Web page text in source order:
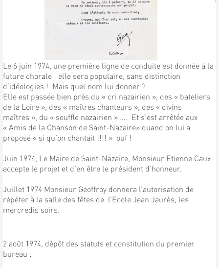
Le 6 juin 1974, une première ligne de conduite est donnée à la
future chorale : elle sera populaire, sans distinction
d’idéologies ! Mais quel nom lui donner ?
Elle est passée bien près du « cri nazairien », des « bateliers
de la Loire », des « maîtres chanteurs », des « divins
maîtres », du « souffle nazairien » …. Et s’est arrêtée aux
« Amis de la Chanson de Saint-Nazaire» quand on lui a
proposé « si qu’on chantait !!!! » ouf !
Juin 1974, Le Maire de Saint-Nazaire, Monsieur Etienne Caux
accepte le projet et d’en être le président d’honneur.
Juillet 1974 Monsieur Geoffroy donnera l’autorisation de
répéter à la salle des fêtes de l’Ecole Jean Jaurès, les
mercredis soirs.
2 août 1974, dépôt des statuts et constitution du premier
bureau :